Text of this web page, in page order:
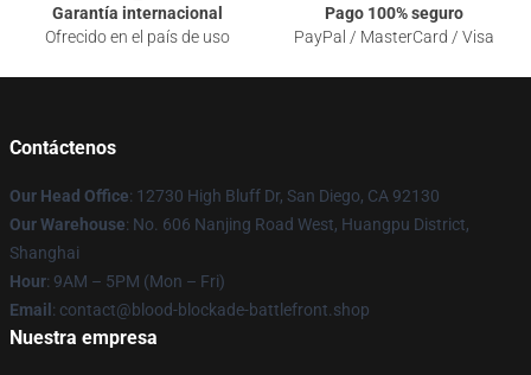
Garantía internacional
Ofrecido en el país de uso
Pago 100% seguro
PayPal / MasterCard / Visa
Contáctenos
Our Head Office: 12730 High Bluff Dr, San Diego, CA 92130
Our Warehouse: No. 606 Nanjing Road West, Huangpu District,
Shanghai
Hour: 9AM – 5PM (Mon – Fri)
Email : contact@blood-blockade-battlefront.shop
Nuestra empresa